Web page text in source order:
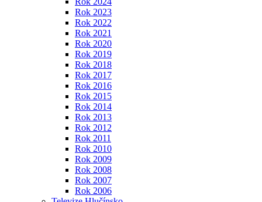
Rok 2023
Rok 2022
Rok 2021
Rok 2020
Rok 2019
Rok 2018
Rok 2017
Rok 2016
Rok 2015
Rok 2014
Rok 2013
Rok 2012
Rok 2011
Rok 2010
Rok 2009
Rok 2008
Rok 2007
Rok 2006